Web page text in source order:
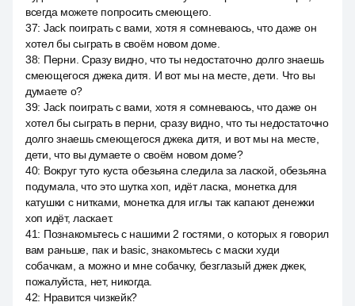
всегда можете попросить смеющего.
37: Jack поиграть с вами, хотя я сомневаюсь, что даже он
хотел бы сыграть в своём новом доме.
38: Перни. Сразу видно, что ты недостаточно долго знаешь
смеющегося джека дитя. И вот мы на месте, дети. Что вы
думаете о?
39: Jack поиграть с вами, хотя я сомневаюсь, что даже он
хотел бы сыграть в перни, сразу видно, что ты недостаточно
долго знаешь смеющегося джека дитя, и вот мы на месте,
дети, что вы думаете о своём новом доме?
40: Вокруг туто куста обезьяна следила за лаской, обезьяна
подумала, что это шутка хоп, идёт ласка, монетка для
катушки с нитками, монетка для иглы так капают денежки
хоп идёт, ласкает.
41: Познакомьтесь с нашими 2 гостями, о которых я говорил
вам раньше, пак и basic, знакомьтесь с маски худи
собачкам, а можно и мне собачку, безглазый джек джек,
пожалуйста, нет, никогда.
42: Нравится чизкейк?